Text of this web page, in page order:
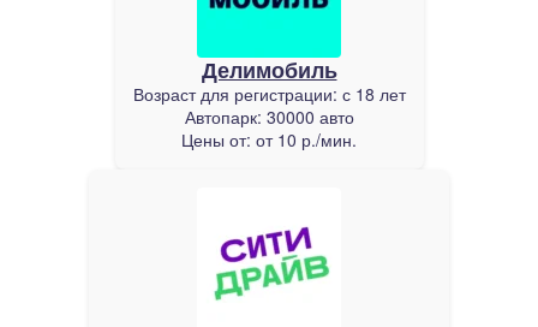
Делимобиль
Возраст для регистрации: с 18 лет
Автопарк: 30000 авто
Цены от: от 10 р./мин.